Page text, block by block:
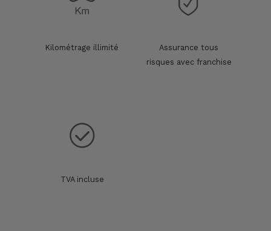
Kilométrage illimité
Assurance tous
risques avec franchise
TVA incluse